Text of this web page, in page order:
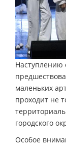
Наступлению
маленьких
проходит не
городского
Особое